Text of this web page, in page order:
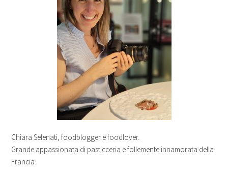
Chiara Selenati, foodblogger e foodlover.
Grande appassionata di pasticceria e follemente innamorata della
Francia.